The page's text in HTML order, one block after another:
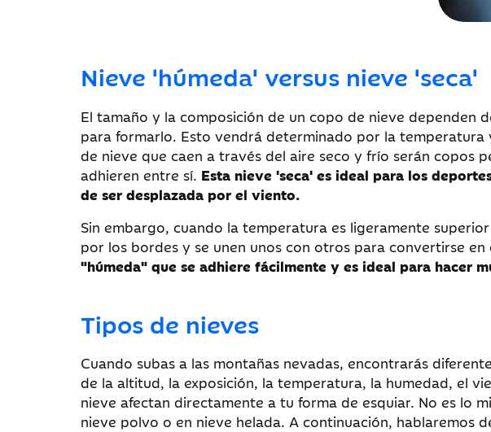
Nieve 'húmeda' versus nieve 'seca'
El tamaño y la composición de un copo de nieve dependen
para formarlo. Esto vendrá determinado por la
de nieve que caen a través del aire seco y frío serán copos
adhieren entre sí. Esta nieve 'seca' es ideal para los
de ser desplazada por el viento.
Sin embargo, cuando la temperatura es ligeramente
por los bordes y se unen unos con otros para convertirse
"húmeda" que se adhiere fácilmente y es ideal para hacer
Tipos de nieves
Cuando subas a las montañas nevadas, encontrarás
de la altitud, la exposición, la temperatura, la humedad, el
nieve afectan directamente a tu forma de esquiar. No es lo
nieve polvo o en nieve helada. A continuación, hablaremos